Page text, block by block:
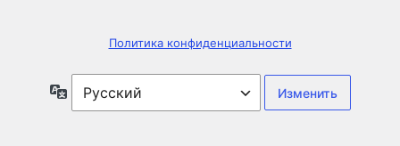
Политика конфиденциальности
Язык